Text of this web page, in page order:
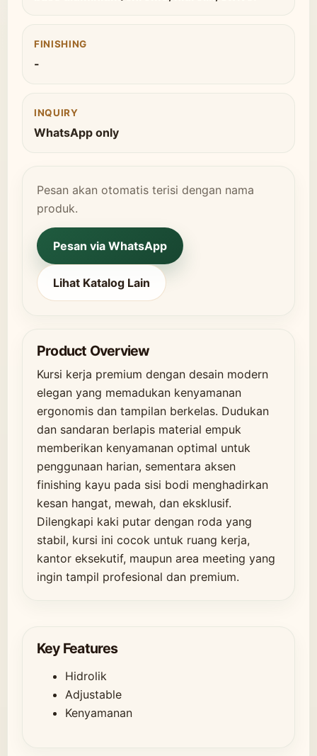
FINISHING
-
INQUIRY
WhatsApp only
Pesan akan otomatis terisi dengan nama
produk.
Pesan via WhatsApp
Lihat Katalog Lain
Product Overview
Kursi kerja premium dengan desain modern
elegan yang memadukan kenyamanan
ergonomis dan tampilan berkelas. Dudukan
dan sandaran berlapis material empuk
memberikan kenyamanan optimal untuk
penggunaan harian, sementara aksen
finishing kayu pada sisi bodi menghadirkan
kesan hangat, mewah, dan eksklusif.
Dilengkapi kaki putar dengan roda yang
stabil, kursi ini cocok untuk ruang kerja,
kantor eksekutif, maupun area meeting yang
ingin tampil profesional dan premium.
Key Features
Hidrolik
Adjustable
Kenyamanan